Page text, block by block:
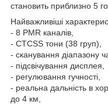
становить приблизно 5
Найважливіші
- 8 PMR каналів,
- CTCSS тони (38 груп),
- сканування діапазону
- підсвічування дисплея,
- регулювання гучності,
- реальна дальність в
до 4 км,